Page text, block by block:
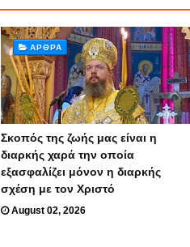
ΆΡΘΡΑ
Σκοπός της ζωής μας είναι η
διαρκής χαρά την οποία
εξασφαλίζει μόνον η διαρκής
σχέση με τον Χριστό
August 02, 2026